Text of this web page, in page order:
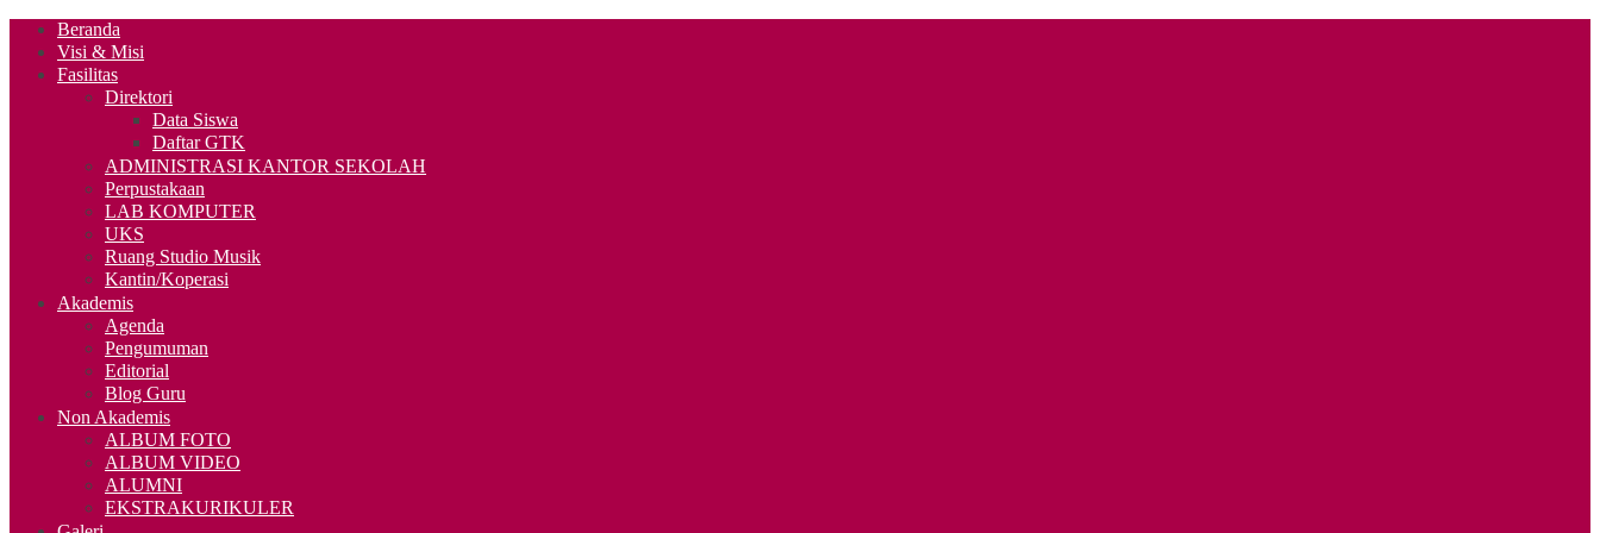
Beranda
Visi & Misi
Fasilitas
Direktori
Data Siswa
Daftar GTK
ADMINISTRASI KANTOR SEKOLAH
Perpustakaan
LAB KOMPUTER
UKS
Ruang Studio Musik
Kantin/Koperasi
Akademis
Agenda
Pengumuman
Editorial
Blog Guru
Non Akademis
ALBUM FOTO
ALBUM VIDEO
ALUMNI
EKSTRAKURIKULER